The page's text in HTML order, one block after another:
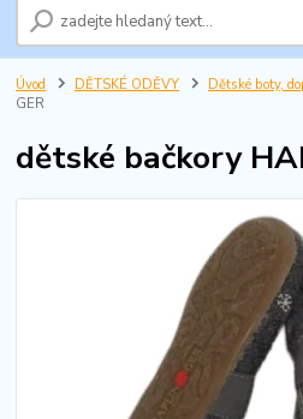
Úvod DĚTSKÉ ODĚVY Dětské boty,
GER
dětské bačkory